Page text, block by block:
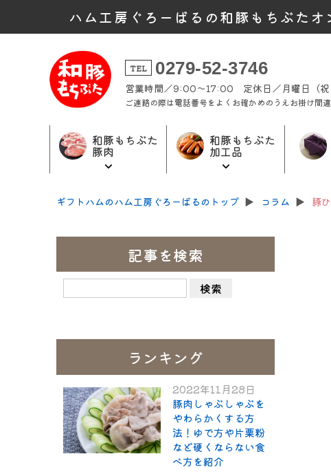
ハム工房ぐろーばるの和豚もちぶた
TEL 0279-52-3746
営業時間／9:00～17:00 定休日／月曜日（祝
ご連絡の際は電話番号をよくお確かめのうえお掛け間
和豚もちぶた
豚肉
和豚もちぶた
ロース 肩ロース
和豚もちぶた
加工品
和豚もちぶた
ハム ベーコン
ギフト商品
ギフト一覧 精肉のギフト 精肉と加工品
のギフト
ギフトハムのハム工房ぐろーばるのトップ ▶︎ コラム ▶︎ 豚
記事を検索
索:
ランキング
2022年11月28日
豚肉しゃぶしゃぶを
やわらかくする方
法！ゆで方や片栗粉
など硬くならない食
べ方を紹介